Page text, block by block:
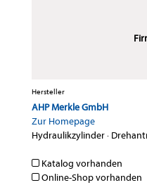
Hersteller
AHP Merkle GmbH
Zur Homepage
Hydraulikzylinder·
Katalog vorhanden
Online-Shop vorhanden